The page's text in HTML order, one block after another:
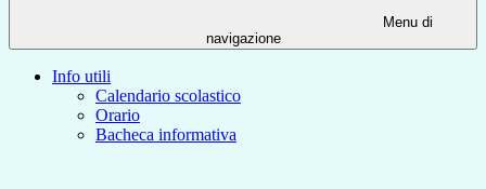
Menu di
navigazione
Info utili
Calendario scolastico
Orario
Bacheca informativa